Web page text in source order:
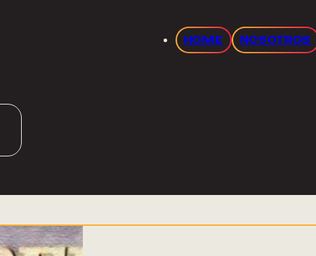
HOME NOSOTROS